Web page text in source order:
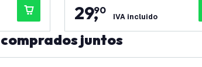
29,
90
IVA incluido
juntos